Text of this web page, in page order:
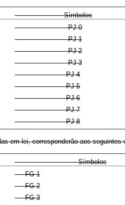
Símbolos
PJ-0
PJ-1
PJ-2
PJ-3
PJ-4
PJ-5
PJ-6
PJ-7
PJ-8
em lei, corresponderão aos seguintes
Símbolos
FG-1
FG-2
FG-3